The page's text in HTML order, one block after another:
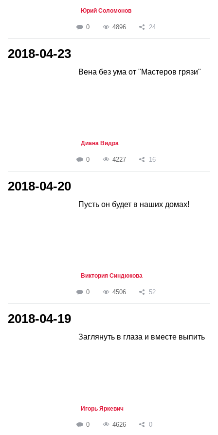
Юрий Соломонов
0 4896 24
2018-04-23
Вена без ума от "Мастеров грязи"
Диана Видра
0 4227 16
2018-04-20
Пусть он будет в наших домах!
Виктория Синдюкова
0 4506 52
2018-04-19
Заглянуть в глаза и вместе выпить
Игорь Яркевич
0 4626 0